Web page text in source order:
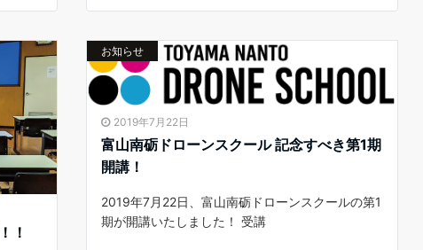
！
お知らせ
2019年7月22日
富山南砺ドローンスクール 記念すべき第1期
開講！
2019年7月22日、富山南砺ドローンスクールの第1
期が開講いたしました！ 受講